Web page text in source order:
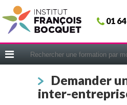
01
Fermer
ACCUEIL
CERIFICATIONS
INTRAS | SUR-MESURE
COACHING
Demander
inter-